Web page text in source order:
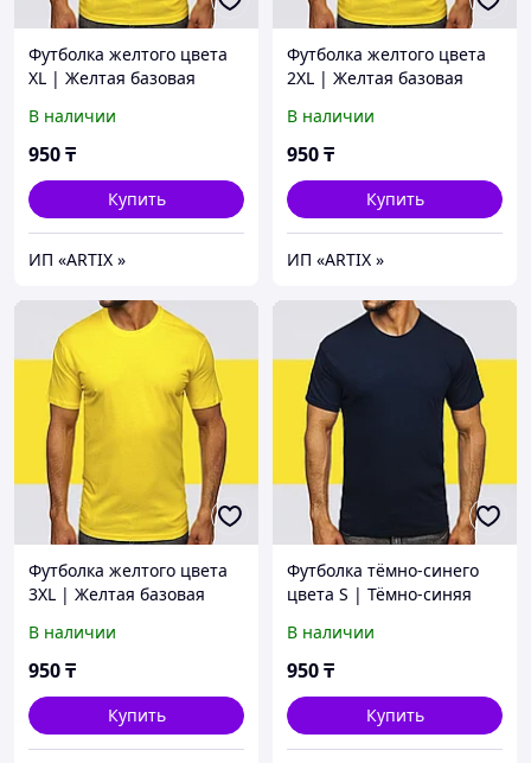
Футболка желтого цвета
XL | Желтая базовая
плотности) | Футболка хб
унисекс
В наличии
950₸
Купить
ИП «ARTIX »
Футболка желтого цвета
2XL | Желтая базовая
плотности) | Футболка хб
унисекс
В наличии
950₸
Купить
ИП «ARTIX »
Футболка желтого цвета
3XL | Желтая базовая
плотности) | Футболка хб
унисекс
В наличии
950₸
Купить
Футболка тёмно-синего
цвета S | Тёмно-синяя
плотности) | Футболка
хлопок
В наличии
950₸
Купить